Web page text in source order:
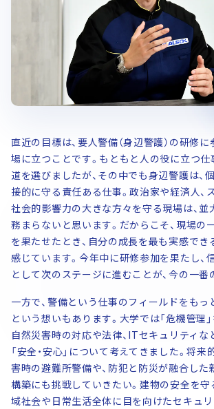
直近の目標は、要人警備（身辺警護）の研修
場に立つことです。もともと人の役に立つ
道を選びましたが、その中でも身辺警護は、
接的に守る責任ある仕事。政治家や経済人、
社会的影響力の大きな方々を守る現場は、
務まらないと思います。だからこそ、現場の
を果たせたとき、自分の成長を最も実感でき
感じています。今年中に研修参加を果たし、
として次のステージに進むことが、今の一番
一方で、警備という仕事のフィールドをもっ
という想いもあります。大学では「危機管理
自然災害時の対応や法律、ITセキュリティな
「安全・安心」について考えてきました。将来
害時の避難所警備や、防犯と防災が融合した
構築にも挑戦していきたい。建物の安全を守
域社会や日常生活全体に目を向けたセキュ